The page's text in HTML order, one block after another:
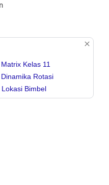
Kelas 11
Rotasi
Lokasi Bimbel